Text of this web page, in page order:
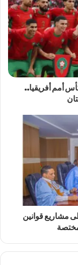
أمم أفريقيا..
مشاريع قوانين